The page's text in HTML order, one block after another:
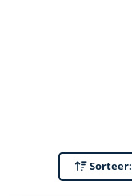
Sorteer: